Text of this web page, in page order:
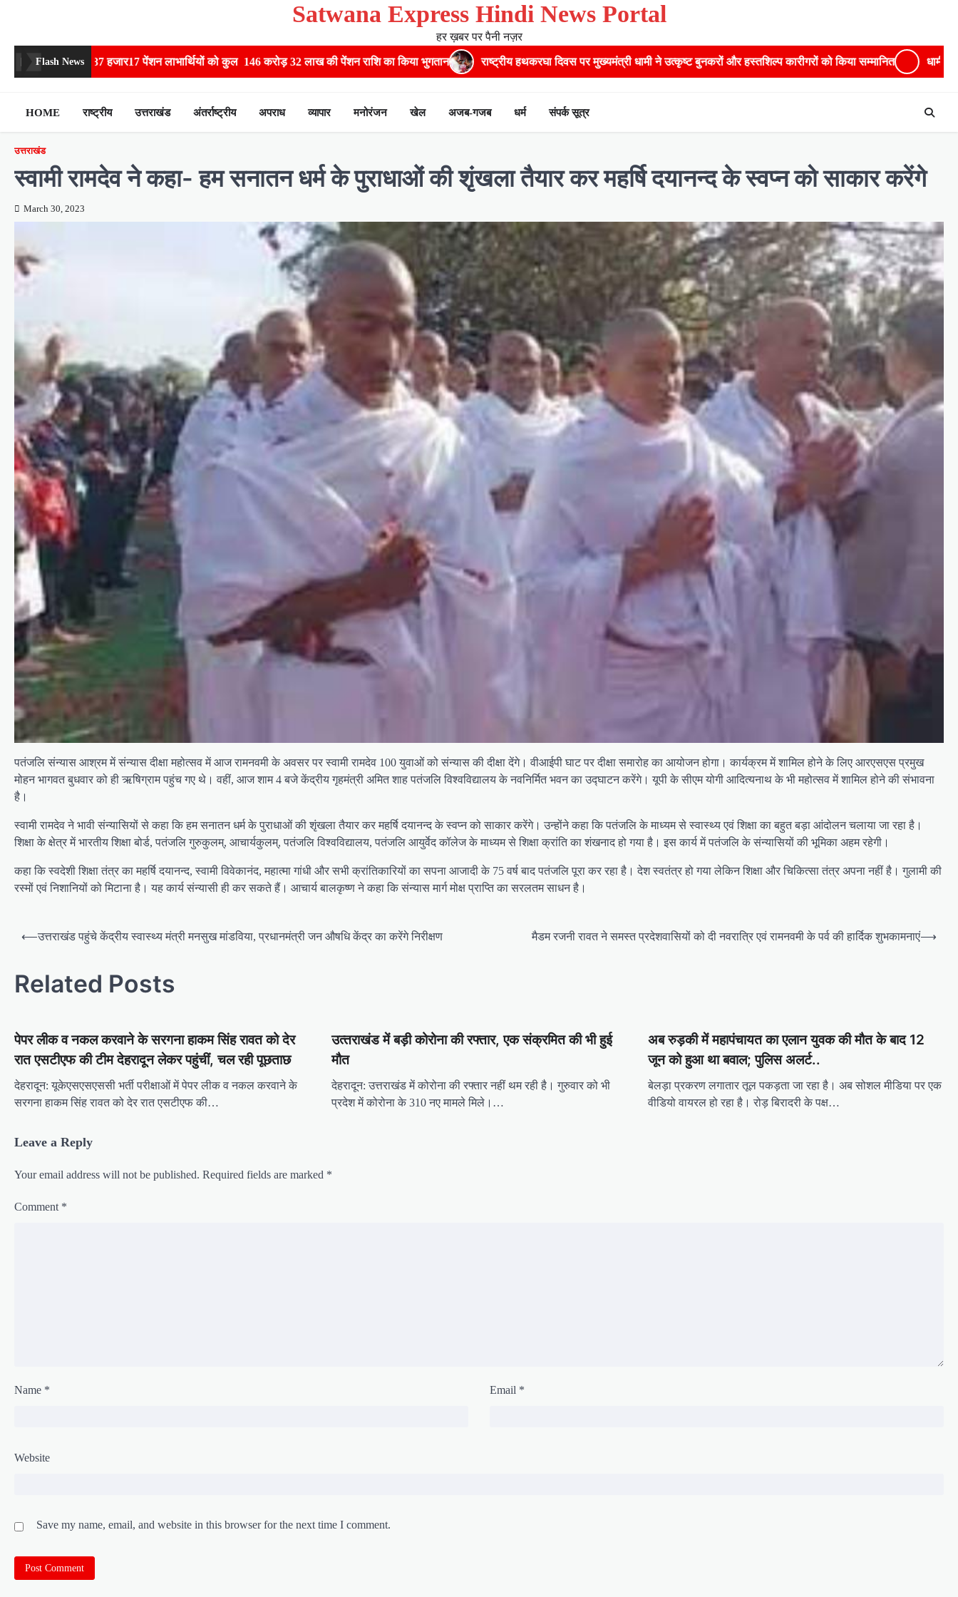
Satwana Express Hindi News Portal
हर ख़बर पर पैनी नज़र
Flash News
हजार17 पेंशन लाभार्थियों को कुल 146 करोड़ 32 लाख की पेंशन राशि का किया भुगतान राष्ट्रीय हथकरघा दिवस पर मुख्यमंत्री धामी ने उत्कृष्ट बुनकरों और हस्तशिल्प कारीगरों को किया सम्मानित ​धामी कैबिनेट का बड़ा फैसला:
HOME राष्ट्रीय उत्तराखंड अंतर्राष्ट्रीय अपराध व्यापार मनोरंजन खेल अजब-गजब धर्म संपर्क सूत्र
उत्तराखंड
स्वामी रामदेव ने कहा- हम सनातन धर्म के पुराधाओं की शृंखला तैयार कर महर्षि दयानन्द के स्वप्न को साकार करेंगे
March 30, 2023
पतंजलि संन्यास आश्रम में संन्यास दीक्षा महोत्सव में आज रामनवमी के अवसर पर स्वामी रामदेव 100 युवाओं को संन्यास की दीक्षा देंगे। वीआईपी घाट पर दीक्षा समारोह का आयोजन होगा। कार्यक्रम में शामिल होने के लिए आरएसएस प्रमुख
मोहन भागवत बुधवार को ही ऋषिग्राम पहुंच गए थे। वहीं, आज शाम 4 बजे केंद्रीय गृहमंत्री अमित शाह पतंजलि विश्वविद्यालय के नवनिर्मित भवन का उद्घाटन करेंगे। यूपी के सीएम योगी आदित्यनाथ के भी महोत्सव में शामिल होने की संभावना
है।
स्वामी रामदेव ने भावी संन्यासियों से कहा कि हम सनातन धर्म के पुराधाओं की शृंखला तैयार कर महर्षि दयानन्द के स्वप्न को साकार करेंगे। उन्होंने कहा कि पतंजलि के माध्यम से स्वास्थ्य एवं शिक्षा का बहुत बड़ा आंदोलन चलाया जा रहा है।
शिक्षा के क्षेत्र में भारतीय शिक्षा बोर्ड, पतंजलि गुरुकुलम्, आचार्यकुलम्, पतंजलि विश्वविद्यालय, पतंजलि आयुर्वेद कॉलेज के माध्यम से शिक्षा क्रांति का शंखनाद हो गया है। इस कार्य में पतंजलि के संन्यासियों की भूमिका अहम रहेगी।
कहा कि स्वदेशी शिक्षा तंत्र का महर्षि दयानन्द, स्वामी विवेकानंद, महात्मा गांधी और सभी क्रांतिकारियों का सपना आजादी के 75 वर्ष बाद पतंजलि पूरा कर रहा है। देश स्वतंत्र हो गया लेकिन शिक्षा और चिकित्सा तंत्र अपना नहीं है। गुलामी की
रस्मों एवं निशानियों को मिटाना है। यह कार्य संन्यासी ही कर सकते हैं। आचार्य बालकृष्ण ने कहा कि संन्यास मार्ग मोक्ष प्राप्ति का सरलतम साधन है।
s
t
a
v
i
g
i
⟵उत्तराखंड पहुंचे केंद्रीय स्वास्थ्य मंत्री मनसुख मांडविया, प्रधानमंत्री जन औषधि केंद्र का करेंगे निरीक्षण मैडम रजनी रावत ने समस्त प्रदेशवासियों को दी नवरात्रि एवं रामनवमी के पर्व की हार्दिक शुभकामनाएं⟶
Related Posts
पेपर लीक व नकल करवाने के सरगना हाकम सिंह रावत को देर
रात एसटीएफ की टीम देहरादून लेकर पहुंचीं, चल रही पूछताछ
देहरादून: यूकेएसएसएससी भर्ती परीक्षाओं में पेपर लीक व नकल करवाने के
सरगना हाकम सिंह रावत को देर रात एसटीएफ की…
उत्‍तराखंड में बड़ी कोरोना की रफ्तार, एक संक्रमित की भी हुई
मौत
देहरादून: उत्तराखंड में कोरोना की रफ्तार नहीं थम रही है। गुरुवार को भी
प्रदेश में कोरोना के 310 नए मामले मिले।…
अब रुड़की में महापंचायत का एलान युवक की मौत के बाद 12
जून को हुआ था बवाल; पुलिस अलर्ट..
बेलड़ा प्रकरण लगातार तूल पकड़ता जा रहा है। अब सोशल मीडिया पर एक
वीडियो वायरल हो रहा है। रोड़ बिरादरी के पक्ष…
Leave a Reply
Your email address will not be published. Required fields are marked *
Comment *
Name * Email *
Website
Save my name, email, and website in this browser for the next time I comment.